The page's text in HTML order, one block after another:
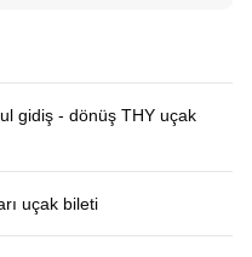
gidiş - dönüş THY uçak
uçak bileti